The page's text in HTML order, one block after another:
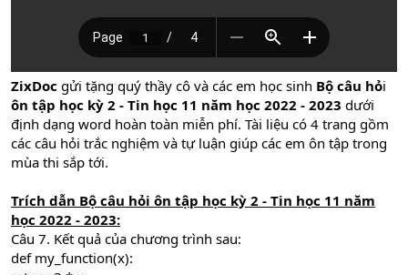
ZixDoc gửi tặng quý thầy cô và các em học sinh Bộ câu hỏi
ôn tập học kỳ 2 - Tin học 11 năm học 2022 - 2023 dưới
định dạng word hoàn toàn miễn phí. Tài liệu có 4 trang gồm
các câu hỏi trắc nghiệm và tự luận giúp các em ôn tập trong
mùa thi sắp tới.
Trích dẫn Bộ câu hỏi ôn tập học kỳ 2 - Tin học 11 năm
học 2022 - 2023:
Câu 7. Kết quả của chương trình sau:
def my_function(x):